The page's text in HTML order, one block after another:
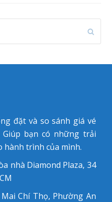
đặt và so sánh giá vé
Giúp bạn có những trải
hành trình của mình.
nhà Diamond Plaza, 34
Chí Thọ, Phường An